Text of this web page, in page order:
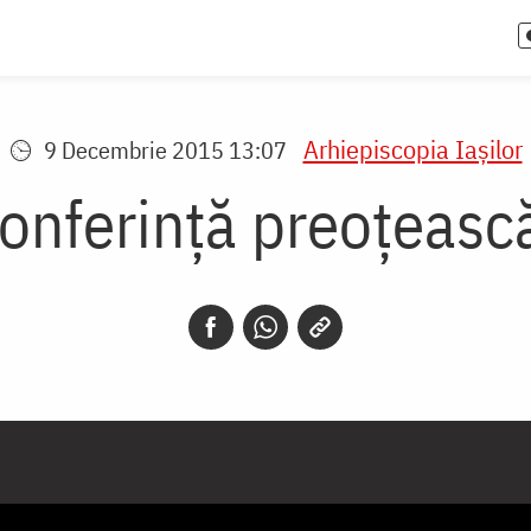
9 Decembrie 2015 13:07 Arhiepiscopia Iaşilor